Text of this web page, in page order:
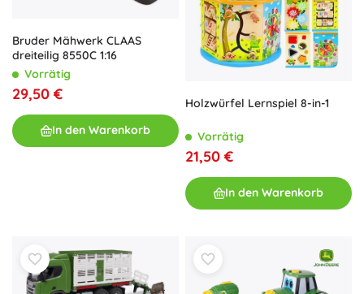
Bruder Mähwerk CLAAS
dreiteilig 8550C 1:16
Vorrätig
29,50 €
In den Warenkorb
Holzwürfel Lernspiel 8-in-1
Vorrätig
21,50 €
In den Warenkorb